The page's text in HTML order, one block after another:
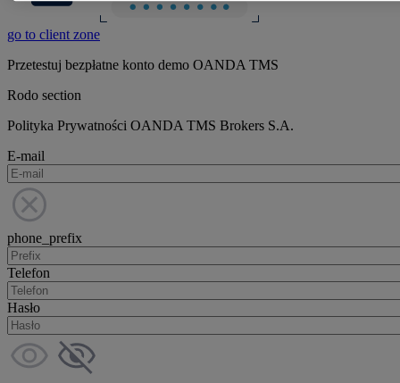
go to client zone
Przetestuj bezpłatne konto demo OANDA TMS
Rodo section
Polityka Prywatności OANDA TMS Brokers S.A.
E-mail
phone_prefix
Telefon
Hasło